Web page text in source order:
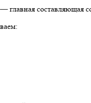
составляющая